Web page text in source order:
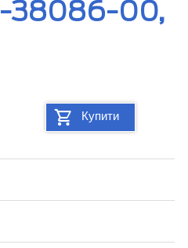
38086-00,
Купити